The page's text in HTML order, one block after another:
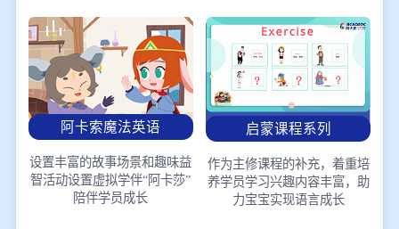
阿卡索魔法英语
设置丰富的故事场景和趣味益
智活动设置虚拟学伴“阿卡莎”
陪伴学员成长
启蒙课程系列
作为主修课程的补充，着重培
养学员学习兴趣内容丰富，助
力宝宝实现语言成长